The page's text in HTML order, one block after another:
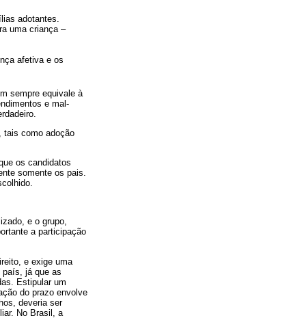
adotantes.
uma criança –
afetiva e os
sempre equivale à
e mal-
tais como adoção
os candidatos
somente os pais.
e o grupo,
a participação
e exige uma
país, já que as
Estipular um
do prazo envolve
deveria ser
No Brasil, a